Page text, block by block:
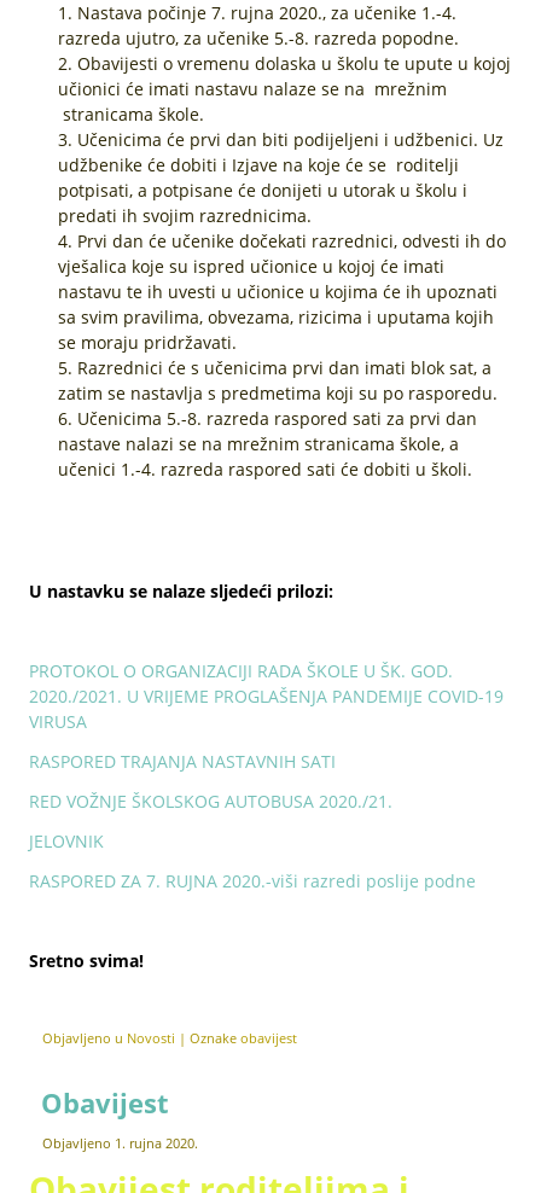
Nastava počinje 7. rujna 2020., za učenike 1.-4.
razreda ujutro, za učenike 5.-8. razreda popodne.
Obavijesti o vremenu dolaska u školu te upute u kojoj
učionici će imati nastavu nalaze se na mrežnim
stranicama škole.
Učenicima će prvi dan biti podijeljeni i udžbenici. Uz
udžbenike će dobiti i Izjave na koje će se roditelji
potpisati, a potpisane će donijeti u utorak u školu i
predati ih svojim razrednicima.
Prvi dan će učenike dočekati razrednici, odvesti ih do
vješalica koje su ispred učionice u kojoj će imati
nastavu te ih uvesti u učionice u kojima će ih upoznati
sa svim pravilima, obvezama, rizicima i uputama kojih
se moraju pridržavati.
Razrednici će s učenicima prvi dan imati blok sat, a
zatim se nastavlja s predmetima koji su po rasporedu.
Učenicima 5.-8. razreda raspored sati za prvi dan
nastave nalazi se na mrežnim stranicama škole, a
učenici 1.-4. razreda raspored sati će dobiti u školi.
U nastavku se nalaze sljedeći prilozi:
PROTOKOL O ORGANIZACIJI RADA ŠKOLE U ŠK. GOD.
2020./2021. U VRIJEME PROGLAŠENJA PANDEMIJE COVID-19
VIRUSA
RASPORED TRAJANJA NASTAVNIH SATI
RED VOŽNJE ŠKOLSKOG AUTOBUSA 2020./21.
JELOVNIK
RASPORED ZA 7. RUJNA 2020.-viši razredi poslije podne
Sretno svima!
Objavljeno u Novosti |Oznake obavijest
Obavijest
Objavljeno 1. rujna 2020.